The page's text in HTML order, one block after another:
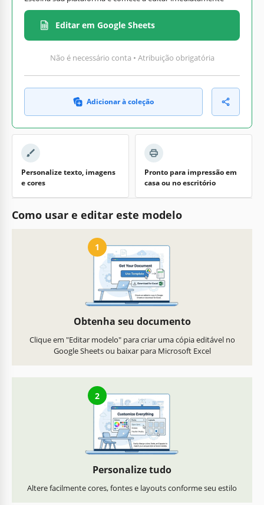
Editar em Google Sheets
Não é necessário conta • Atribuição obrigatória
Adicionar à coleção
Personalize texto, imagens
e cores
Pronto para impressão em
casa ou no escritório
Como usar e editar este modelo
1
Obtenha seu documento
Clique em "Editar modelo" para criar uma cópia editável no
Google Sheets ou baixar para Microsoft Excel
2
Personalize tudo
Altere facilmente cores, fontes e layouts conforme seu estilo